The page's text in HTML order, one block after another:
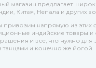
магазин предлагает
Китая, Непала и других
привозим напрямую из этих
индийские товары и
и все, что нужно для
танцами и конечно же йогой.